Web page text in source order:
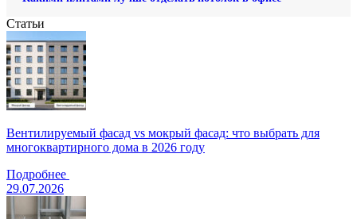
Статьи
Вентилируемый фасад vs мокрый фасад: что выбрать для
многоквартирного дома в 2026 году
Подробнее
29.07.2026